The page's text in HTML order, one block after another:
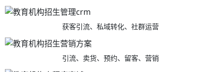
获客引流、私域转化、社群运营
引流、卖货、预约、留客、营销